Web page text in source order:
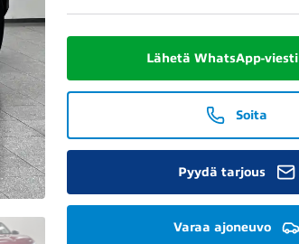
Lähetä WhatsApp-viesti
Soita
Pyydä tarjous
Varaa ajoneuvo